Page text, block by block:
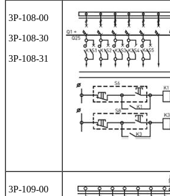
3Р-108-00
3Р-108-30
3Р-108-31
3Р-109-00